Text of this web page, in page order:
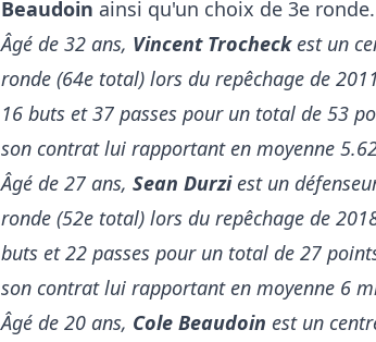
Beaudoin ainsi qu'un choix de 3e ronde.
Âgé de 32 ans, Vincent Trocheckest un
ronde (64e total) lors du repêchage de
16 buts et 37 passes pour un total de 53
son contrat lui rapportant en moyenne
Âgé de 27 ans, Sean Durziest un
ronde (52e total) lors du repêchage de
buts et 22 passes pour un total de 27
son contrat lui rapportant en moyenne 6
Âgé de 20 ans, Cole Beaudoin est un